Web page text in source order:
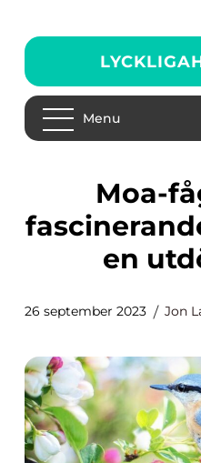
Menu
Moa-fågeln: En
en
26 september 2023 Jon